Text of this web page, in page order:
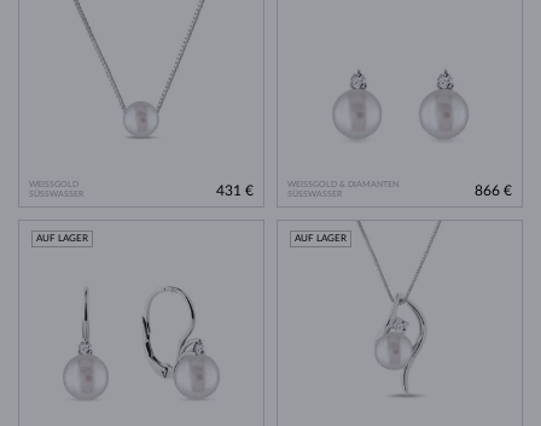
WEISSGOLD
SÜSSWASSER
431 €
WEISSGOLD & DIAMANTEN
SÜSSWASSER
866 €
AUF LAGER AUF LAGER